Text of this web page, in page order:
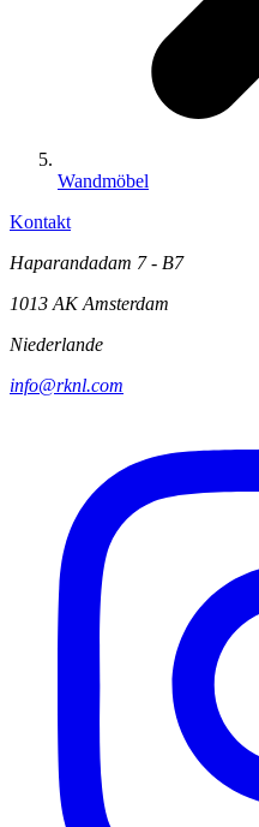
Wandmöbel
Kontakt
Haparandadam 7 - B7
1013 AK Amsterdam
Niederlande
info@rknl.com